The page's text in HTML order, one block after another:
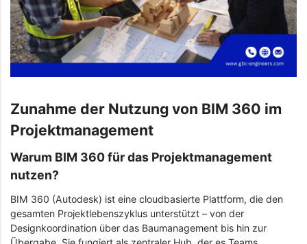
Zunahme der Nutzung von BIM 360 im
Projektmanagement
Warum BIM 360 für das Projektmanagement
nutzen?
BIM 360 (Autodesk) ist eine cloudbasierte Plattform, die den
gesamten Projektlebenszyklus unterstützt – von der
Designkoordination über das Baumanagement bis hin zur